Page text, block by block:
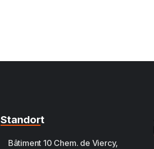
Standort
Bâtiment 10 Chem. de Viercy,